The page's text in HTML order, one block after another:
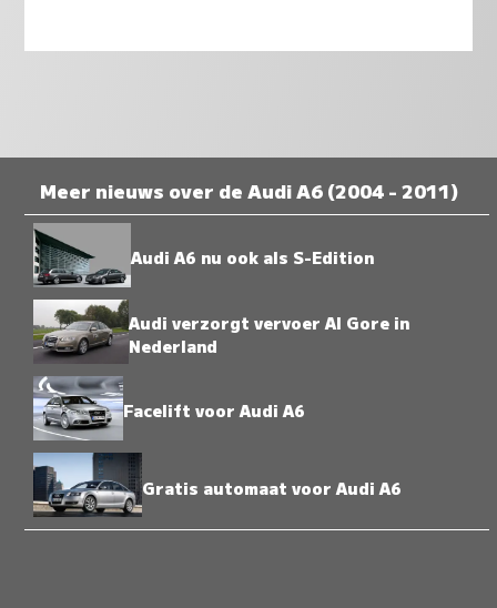
Meer nieuws over de Audi A6 (2004 - 2011)
Audi A6 nu ook als S-Edition
Audi verzorgt vervoer Al Gore in
Nederland
Facelift voor Audi A6
Gratis automaat voor Audi A6